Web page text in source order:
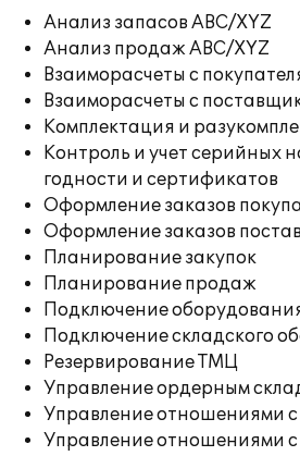
Анализ запасов ABC/XYZ
Анализ продаж ABC/XYZ
Взаиморасчеты с
Взаиморасчеты с
Комплектация и
Контроль и учет серийных
годности и сертификатов
Оформление заказов
Оформление заказов
Планирование закупок
Планирование продаж
Подключение
Подключение складского
Резервирование ТМЦ
Управление ордерным
Управление отношениями с
Управление отношениями